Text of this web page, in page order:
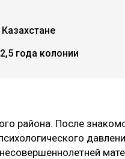
года колонии
района. После